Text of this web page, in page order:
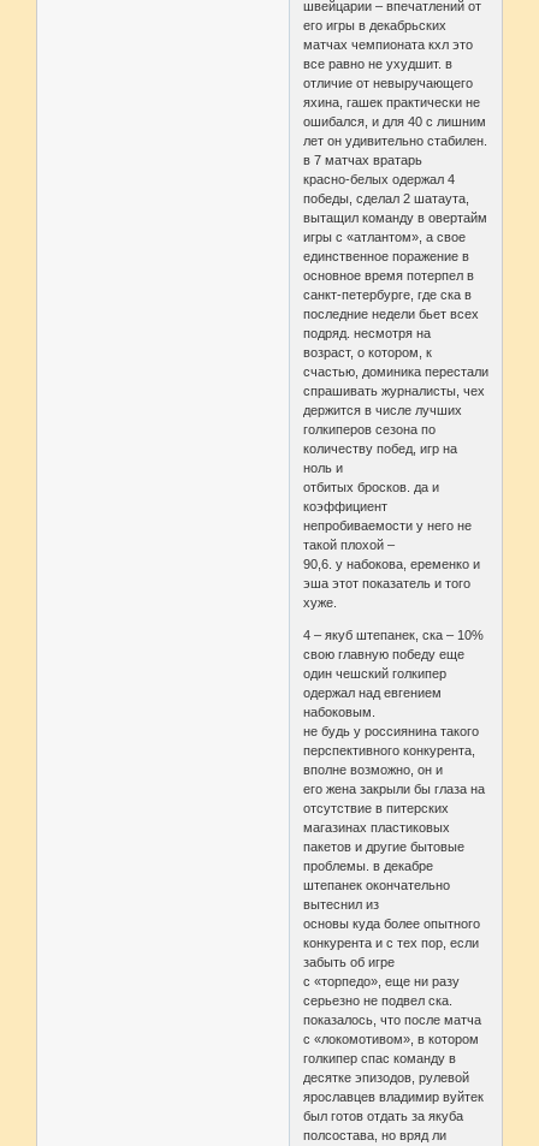
швейцарии – впечатлений от
его игры в декабрьских
матчах чемпионата кхл это
все равно не ухудшит. в
отличие от невыручающего
яхина, гашек практически не
ошибался, и для 40 с лишним
лет он удивительно стабилен.
в 7 матчах вратарь
красно-белых одержал 4
победы, сделал 2 шатаута,
вытащил команду в овертайм
игры с «атлантом», а свое
единственное поражение в
основное время потерпел в
санкт-петербурге, где ска в
последние недели бьет всех
подряд. несмотря на
возраст, о котором, к
счастью, доминика перестали
спрашивать журналисты, чех
держится в числе лучших
голкиперов сезона по
количеству побед, игр на
ноль и
отбитых бросков. да и
коэффициент
непробиваемости у него не
такой плохой –
90,6. у набокова, еременко и
эша этот показатель и того
хуже.
4 – якуб штепанек, ска – 10%
свою главную победу еще
один чешский голкипер
одержал над евгением
набоковым.
не будь у россиянина такого
перспективного конкурента,
вполне возможно, он и
его жена закрыли бы глаза на
отсутствие в питерских
магазинах пластиковых
пакетов и другие бытовые
проблемы. в декабре
штепанек окончательно
вытеснил из
основы куда более опытного
конкурента и с тех пор, если
забыть об игре
с «торпедо», еще ни разу
серьезно не подвел ска.
показалось, что после матча
с «локомотивом», в котором
голкипер спас команду в
десятке эпизодов, рулевой
ярославцев владимир вуйтек
был готов отдать за якуба
полсостава, но вряд ли